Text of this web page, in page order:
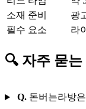
소재 준비
광
필수 요소
라
🔍 자주 묻는
Q. 돈버는라방